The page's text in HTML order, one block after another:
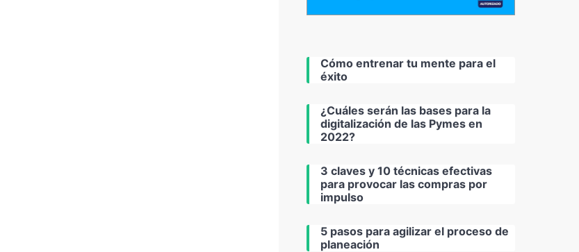
Cómo entrenar tu mente para el
éxito
¿Cuáles serán las bases para la
digitalización de las Pymes en
2022?
3 claves y 10 técnicas efectivas
para provocar las compras por
impulso
5 pasos para agilizar el proceso de
planeación